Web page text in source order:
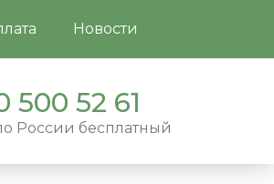
Новости
500 52 61
России бесплатный